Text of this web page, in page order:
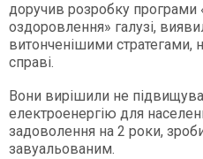
доручив розробку програми
оздоровлення» галузі,
витонченішими стратегами,
справі.
Вони вирішили не
електроенергію для
задоволення на 2 роки,
завуальованим.